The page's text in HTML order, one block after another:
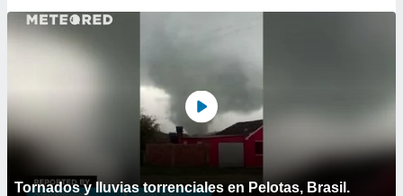
Tornados y lluvias torrenciales en Pelotas, Brasil.